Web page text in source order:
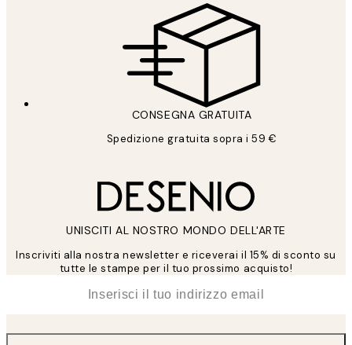
CONSEGNA GRATUITA
Spedizione gratuita sopra i 59 €
UNISCITI AL NOSTRO MONDO DELL'ARTE
Inscriviti alla nostra newsletter e riceverai il 15% di sconto su
tutte le stampe per il tuo prossimo acquisto!